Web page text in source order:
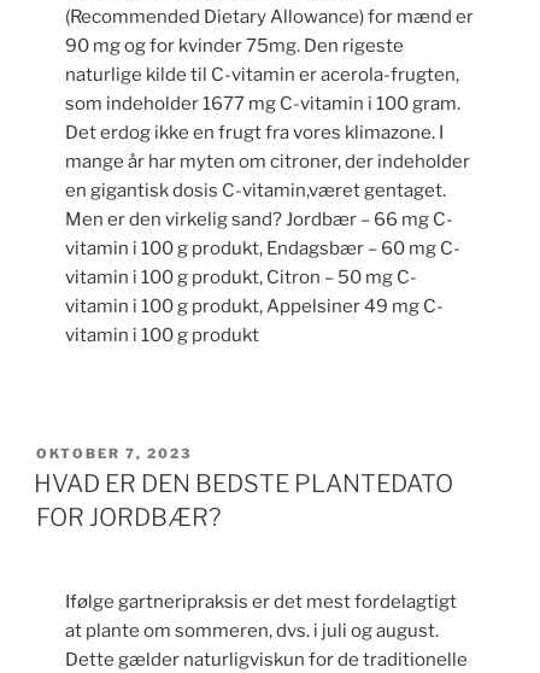
(Recommended Dietary Allowance) for mænd er
90 mg og for kvinder 75mg. Den rigeste
naturlige kilde til C-vitamin er acerola-frugten,
som indeholder 1677 mg C-vitamin i 100 gram.
Det erdog ikke en frugt fra vores klimazone. I
mange år har myten om citroner, der indeholder
en gigantisk dosis C-vitamin,været gentaget.
Men er den virkelig sand? Jordbær – 66 mg C-
vitamin i 100 g produkt, Endagsbær – 60 mg C-
vitamin i 100 g produkt, Citron – 50 mg C-
vitamin i 100 g produkt, Appelsiner 49 mg C-
vitamin i 100 g produkt
UDGIVET
DEN
OKTOBER 7, 2023
HVAD ER DEN BEDSTE PLANTEDATO
FOR JORDBÆR?
Ifølge gartneripraksis er det mest fordelagtigt
at plante om sommeren, dvs. i juli og august.
Dette gælder naturligviskun for de traditionelle